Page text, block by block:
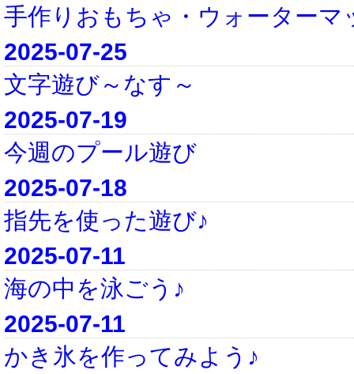
手作りおもちゃ・ウォーターマ
2025-07-25
文字遊び～なす～
2025-07-19
今週のプール遊び
2025-07-18
指先を使った遊び♪
2025-07-11
海の中を泳ごう♪
2025-07-11
かき氷を作ってみよう♪